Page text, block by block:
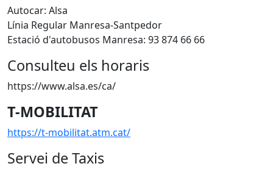
Autocar: Alsa
Línia Regular Manresa-Santpedor
Estació d'autobusos Manresa: 93 874 66 66
Consulteu els horaris
https://www.alsa.es/ca/
T-MOBILITAT
https://t-mobilitat.atm.cat/
Servei de Taxis